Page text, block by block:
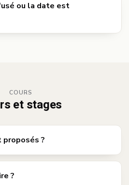
ou la date est
COURS
et stages
proposés ?
?